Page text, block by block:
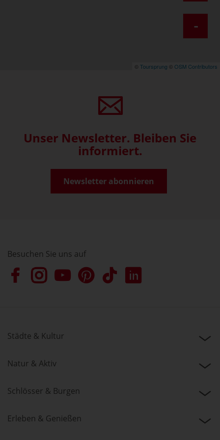
-
© Toursprung © OSM Contributors
Unser Newsletter. Bleiben Sie
informiert.
Newsletter abonnieren
Besuchen Sie uns auf
Städte & Kultur
Natur & Aktiv
Schlösser & Burgen
Erleben & Genießen